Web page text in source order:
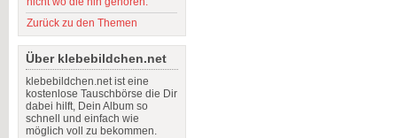
Zurück zu den Themen
Über klebebildchen.net
klebebildchen.net ist eine
kostenlose Tauschbörse die Dir
dabei hilft, Dein Album so
schnell und einfach wie
möglich voll zu bekommen.